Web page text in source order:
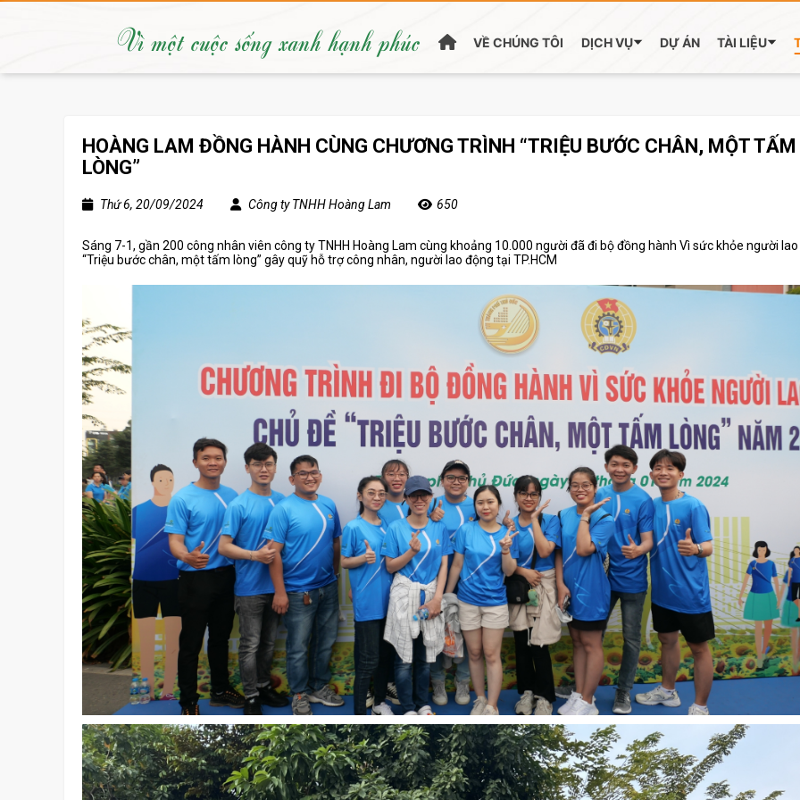
Vì một cuộc sống xanh hạnh phúc VỀ CHÚNG TÔI DỊCH VỤ DỰ ÁN TÀI LIỆU
HOÀNG LAM ĐỒNG HÀNH CÙNG CHƯƠNG TRÌNH “TRIỆU BƯỚC CHÂN, MỘT TẤM
LÒNG”
Thứ 6, 20/09/2024 Công ty TNHH Hoàng Lam 650
Sáng 7-1, gần 200 công nhân viên công ty TNHH Hoàng Lam cùng khoảng 10.000 người đã đi bộ đồng hành Vì sức khỏe người
“Triệu bước chân, một tấm lòng” gây quỹ hỗ trợ công nhân, người lao động tại TP.HCM